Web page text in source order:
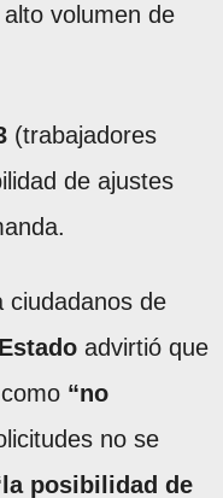
volumen de
(trabajadores
de ajustes
ciudadanos de
advirtió que
“no
no se
posibilidad de